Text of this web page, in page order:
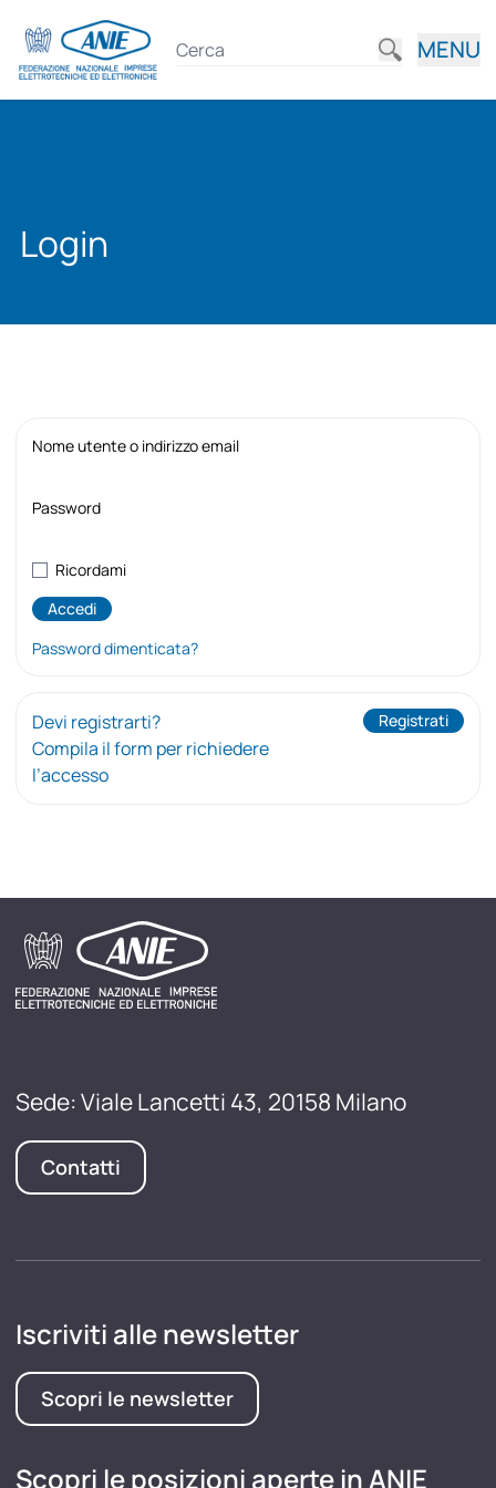
MENU
Login
Nome utente o indirizzo email
Password
Ricordami
Password dimenticata?
Devi registrarti?
Compila il form per richiedere
l’accesso
Registrati
Sede: Viale Lancetti 43, 20158 Milano
Contatti
Iscriviti alle newsletter
Scopri le newsletter
Scopri le posizioni aperte in ANIE